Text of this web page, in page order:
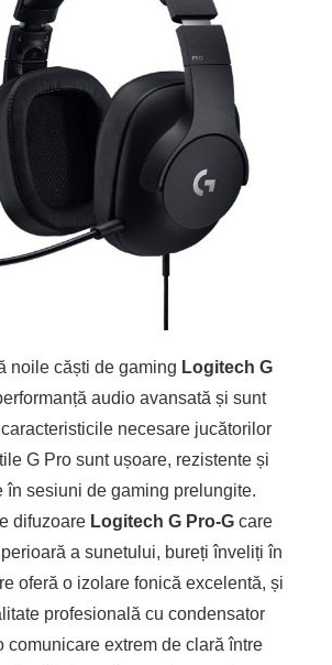
noile căști de gaming Logitech G
audio avansată și sunt
necesare jucătorilor
G Pro sunt ușoare, rezistente și
în sesiuni de gaming prelungite.
difuzoare Logitech G Pro-G care
a sunetului, bureți înveliți în
oferă o izolare fonică excelentă, și
profesională cu condensator
comunicare extrem de clară între